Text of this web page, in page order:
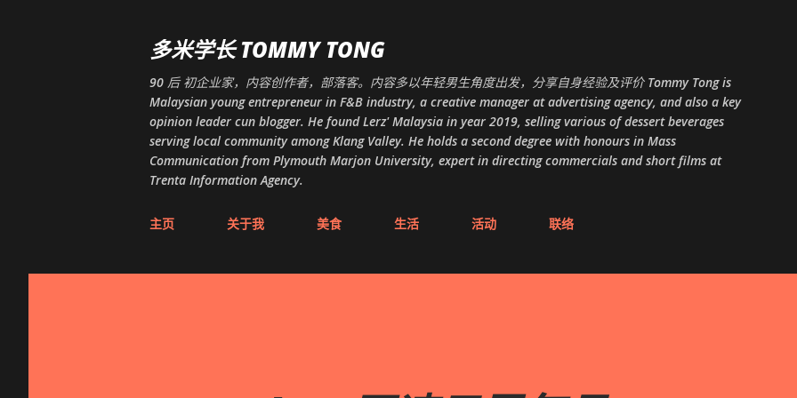
多米学长 TOMMY TONG
90 后 初企业家，内容创作者，部落客。内容多以年轻男生角度出发，分享自身经验及评价 Tommy Tong is
Malaysian young entrepreneur in F&B industry, a creative manager at advertising agency, and also a key
opinion leader cun blogger. He found Lerz' Malaysia in year 2019, selling various of dessert beverages
serving local community among Klang Valley. He holds a second degree with honours in Mass
Communication from Plymouth Marjon University, expert in directing commercials and short films at
Trenta Information Agency.
主页 关于我 美食 生活 活动 联络